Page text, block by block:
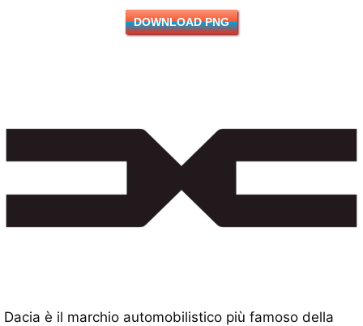
DOWNLOAD PNG
Dacia è il marchio automobilistico più famoso della